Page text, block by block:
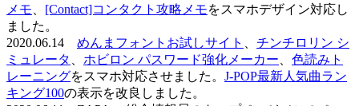
メモ
[Contact]コンタクト攻略メモをスマホデザイン対応し
ました。
2020.06.14 めんまフォントお試しサイト
チンチロリン シ
ミュレータ
ホビロン パスワード強化メーカー
色読みト
レーニングをスマホ対応させました。 J-POP最新人気曲ラン
キング100の表示を改良しました。